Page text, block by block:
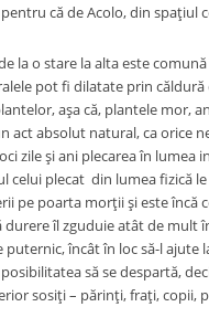
că de Acolo, din spațiul
o stare la alta este comună
pot fi dilatate prin
așa că, plantele mor,
act absolut natural, ca orice
zile și ani plecarea în
celui plecat din lumea fizică
pe poarta morții și este
durere îl zguduie atât de mult
încât în loc să-l ajute
să se despartă,
sosiți – părinți, frați,